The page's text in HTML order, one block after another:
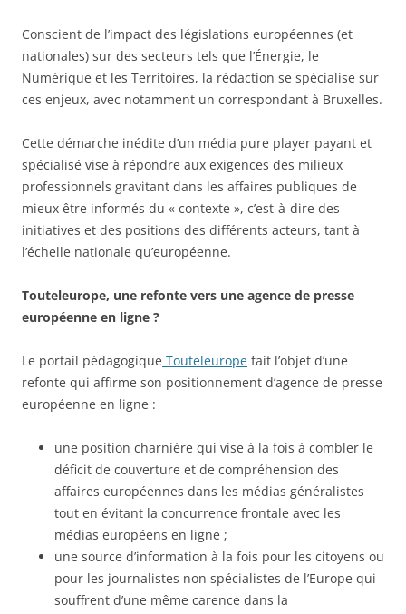
Conscient de l’impact des législations européennes (et
nationales) sur des secteurs tels que l’Énergie, le
Numérique et les Territoires, la rédaction se spécialise sur
ces enjeux, avec notamment un correspondant à Bruxelles.
Cette démarche inédite d’un média pure player payant et
spécialisé vise à répondre aux exigences des milieux
professionnels gravitant dans les affaires publiques de
mieux être informés du « contexte », c’est-à-dire des
initiatives et des positions des différents acteurs, tant à
l’échelle nationale qu’européenne.
Touteleurope, une refonte vers une agence de presse
européenne en ligne ?
Le portail pédagogique Touteleurope fait l’objet d’une
refonte qui affirme son positionnement d’agence de presse
européenne en ligne :
une position charnière qui vise à la fois à combler le
déficit de couverture et de compréhension des
affaires européennes dans les médias généralistes
tout en évitant la concurrence frontale avec les
médias européens en ligne ;
une source d’information à la fois pour les citoyens ou
pour les journalistes non spécialistes de l’Europe qui
souffrent d’une même carence dans la